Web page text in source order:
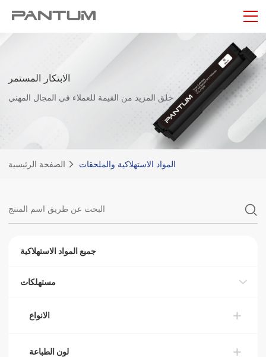
الابتكار المستمر
خلق المزيد من القيمة للعملاء في المجال المهني
الصفحة الرئيسية المواد الاستهلاكية والملحقات
جميع المواد الاستهلاكية
مستهلكات
الانواع
لون الطباعة